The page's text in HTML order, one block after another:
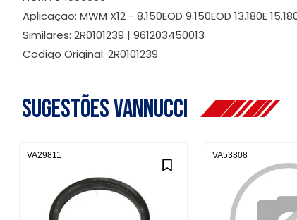
Aplicação: MWM X12 - 8.150EOD 9.150EOD 13.180E
Similares: 2R0101239 | 961203450013
Codigo Original: 2R0101239
Sugestões Vannucci
VA29811 VA53808